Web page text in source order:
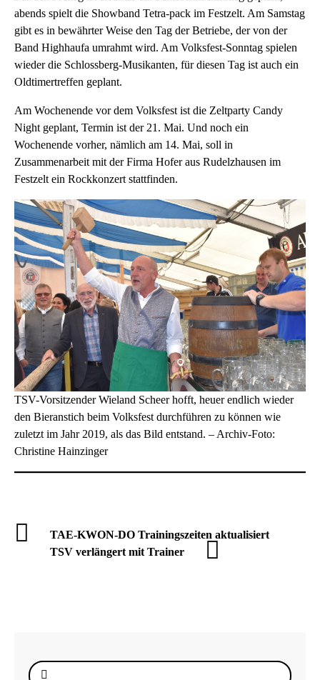
abends spielt die Showband Tetra-pack im Festzelt. Am Samstag
gibt es in bewährter Weise den Tag der Betriebe, der von der
Band Highhaufa umrahmt wird. Am Volksfest-Sonntag spielen
wieder die Schlossberg-Musikanten, für diesen Tag ist auch ein
Oldtimertreffen geplant.
Am Wochenende vor dem Volksfest ist die Zeltparty Candy
Night geplant, Termin ist der 21. Mai. Und noch ein
Wochenende vorher, nämlich am 14. Mai, soll in
Zusammenarbeit mit der Firma Hofer aus Rudelzhausen im
Festzelt ein Rockkonzert stattfinden.
TSV-Vorsitzender Wieland Scheer hofft, heuer endlich wieder
den Bieranstich beim Volksfest durchführen zu können wie
zuletzt im Jahr 2019, als das Bild entstand. – Archiv-Foto:
Christine Hainzinger
TAE-KWON-DO Trainingszeiten aktualisiert
TSV verlängert mit Trainer
Suche